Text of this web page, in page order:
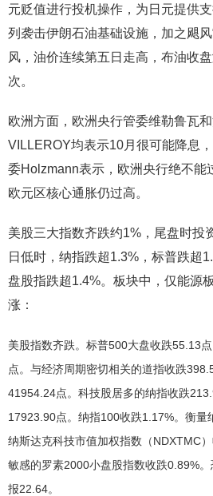
元贬值进行投机操作，为日元提供
列袭击伊朗石油基础设施，加之飓
风，油价连续第五日走高，布油收
次。
欧洲方面，欧洲央行管委维勒鲁瓦
VILLEROY均表示10月很可能降息
委Holzmann表示，欧洲央行绝不能
欧元区核心通胀仍过高。
美股三大指数齐跌约1%，尾盘时投
日低时，纳指跌超1.3%，标普跌超
盘股指跌超1.4%。板块中，仅能源
涨：
美股指数齐跌。标普500大盘收跌55.13
点。与经济周期密切相关的道指收跌
41954.24点。科技股居多的纳指收跌
17923.90点。纳指100收跌1.17%。衡量
纳斯达克科技市值加权指数（NDXTMC
敏感的罗素2000小盘股指数收跌0.89%。
报22.64。